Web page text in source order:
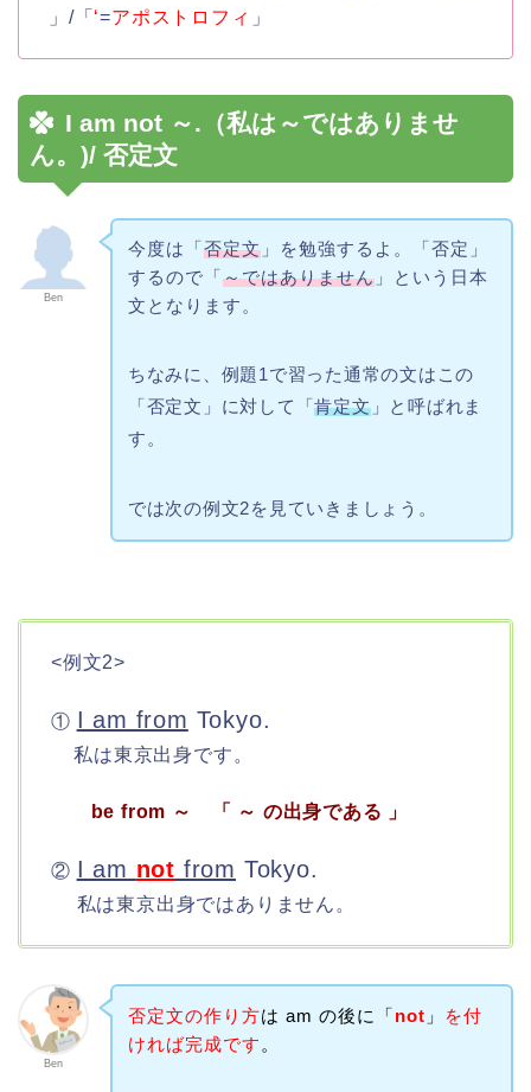
」/「 ‘=アポストロフィ 」
I am not ～.（私は～ではありませ
ん。)/ 否定文
Ben
今度は「 否定文」を勉強するよ。「否定」
するので「 ～ではありません」という日本
文となります。
ちなみに、例題1で習った通常の文はこの
「否定文」に対して「肯定文」と呼ばれま
す。
では次の例文2を見ていきましょう。
<例文2>
① I am from Tokyo.
私は東京出身です。
be from ～ 「 ～ の出身である 」
② I am not from Tokyo.
私は東京出身ではありません。
Ben
否定文の作り方は am の後に「not 」
を付
ければ完成です 。